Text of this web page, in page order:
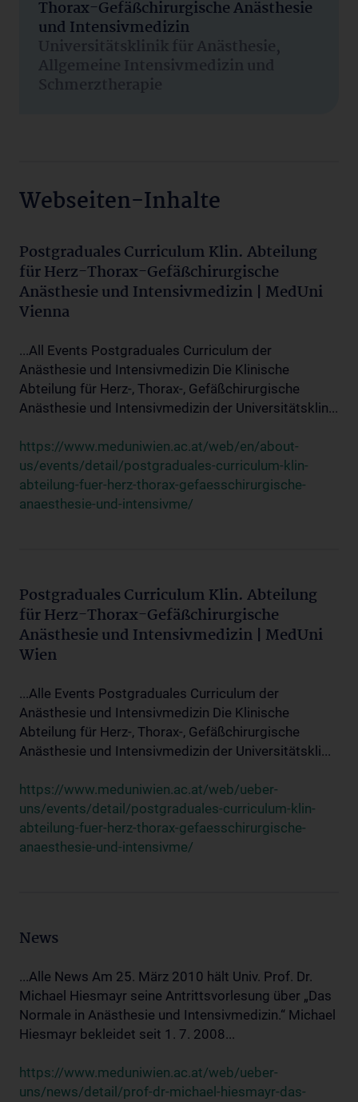
Thorax-Gefäßchirurgische Anästhesie
und Intensivmedizin
Universitätsklinik für Anästhesie,
Allgemeine Intensivmedizin und
Schmerztherapie
Webseiten-Inhalte
Postgraduales Curriculum Klin. Abteilung
für Herz-Thorax-Gefäßchirurgische
Anästhesie und Intensivmedizin | MedUni
Vienna
...All Events Postgraduales Curriculum der
Anästhesie und Intensivmedizin Die Klinische
Abteilung für Herz-, Thorax-, Gefäßchirurgische
Anästhesie und Intensivmedizin der Universitätsklin...
https://www.meduniwien.ac.at/web/en/about-
us/events/detail/postgraduales-curriculum-klin-
abteilung-fuer-herz-thorax-gefaesschirurgische-
anaesthesie-und-intensivme/
Postgraduales Curriculum Klin. Abteilung
für Herz-Thorax-Gefäßchirurgische
Anästhesie und Intensivmedizin | MedUni
Wien
...Alle Events Postgraduales Curriculum der
Anästhesie und Intensivmedizin Die Klinische
Abteilung für Herz-, Thorax-, Gefäßchirurgische
Anästhesie und Intensivmedizin der Universitätskli...
https://www.meduniwien.ac.at/web/ueber-
uns/events/detail/postgraduales-curriculum-klin-
abteilung-fuer-herz-thorax-gefaesschirurgische-
anaesthesie-und-intensivme/
News
...Alle News Am 25. März 2010 hält Univ. Prof. Dr.
Michael Hiesmayr seine Antrittsvorlesung über „Das
Normale in Anästhesie und Intensivmedizin.“ Michael
Hiesmayr bekleidet seit 1. 7. 2008...
https://www.meduniwien.ac.at/web/ueber-
uns/news/detail/prof-dr-michael-hiesmayr-das-